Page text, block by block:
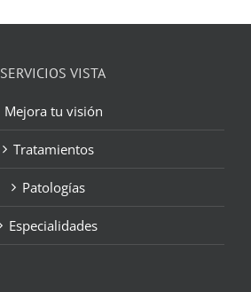
SERVICIOS VISTA
Mejora tu visión
Tratamientos
Patologías
Especialidades